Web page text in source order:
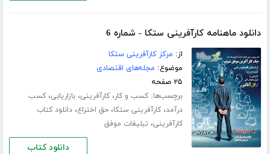
دانلود ماهنامه کارآفرینی ستکا - شماره 6
از: مرکز کارآفرینی ستکا
موضوع: مجله‌های اقتصادی
۲۵ صفحه
برچسب‌ها:کسب و کار،کارآفرینی،بازاریابی،کسب
درآمد،کارآفرینی ستکا،حق اختراع،دانلود کتاب
کارآفرینی، تبلیغات موفق
دانلود کتاب